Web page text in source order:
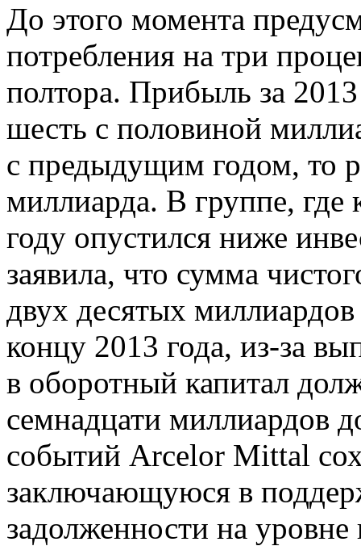
До этого момента
потребления на три
полтора. Прибыль за
шесть с половиной
с предыдущим годом, то
миллиарда. В группе,
году опустился ниже
заявила, что сумма
двух десятых
концу 2013 года, из-за
в оборотный капитал
семнадцати миллиардов
событий Arcelor Mittal
заключающуюся в
задолженности на